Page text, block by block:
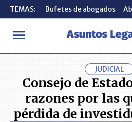
TEMAS: Bufetes de abogados
INICIO ACTUALIDAD Consejo de
TEMAS: Bufetes de abogados
JUDICIAL
Consejo de
razones por las
pérdida de